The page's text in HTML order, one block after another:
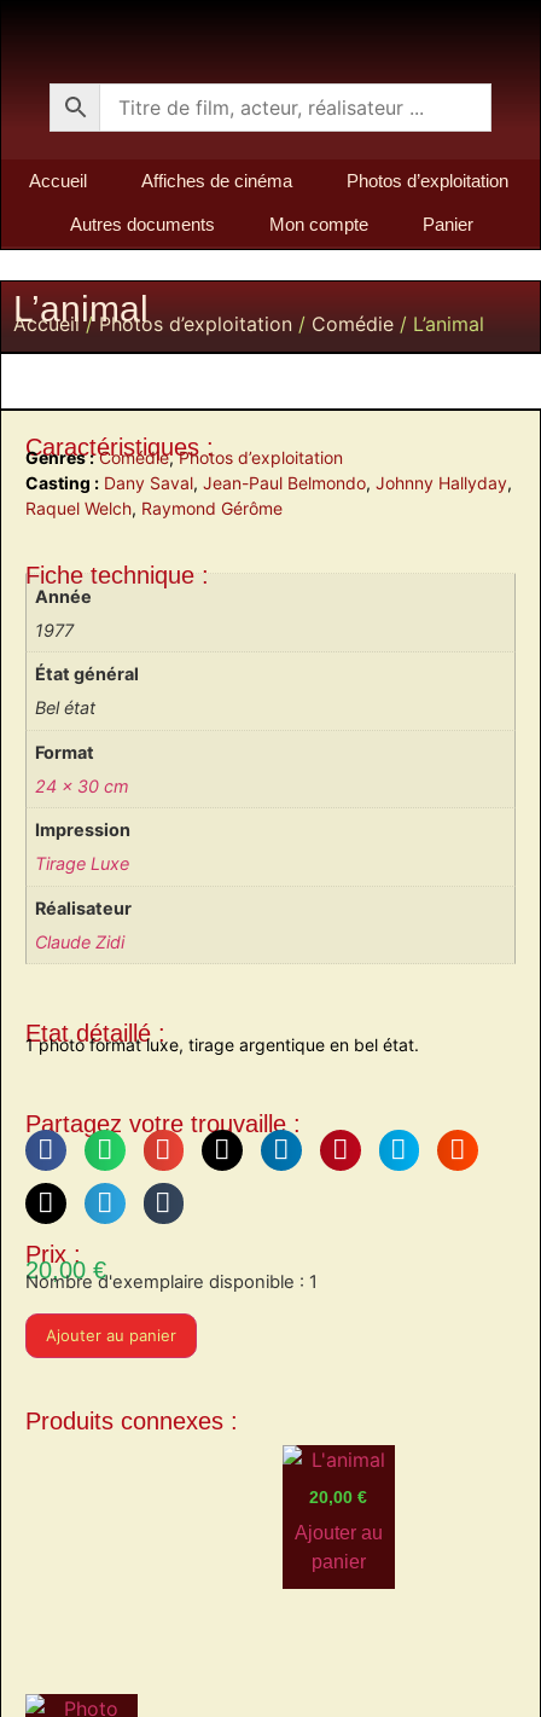
Accueil Affiches de cinéma Photos d’exploitation
Autres documents Mon compte Panier
L’animal
Accueil / Photos d’exploitation / Comédie / L’animal
Caractéristiques :
Genres : Comédie,Photos d’exploitation
Casting : Dany Saval, Jean-Paul Belmondo, Johnny Hallyday,
Raquel Welch, Raymond Gérôme
Fiche technique :
Année
1977
État général
Bel état
Format
24 x 30 cm
Impression
Tirage Luxe
Réalisateur
Claude Zidi
Etat détaillé :
1 photo format luxe, tirage argentique en bel état.
Partagez votre trouvaille :
Prix :
20,00 €
Nombre d'exemplaire disponible : 1
Ajouter au panier
Produits connexes :
20,00€
Ajouter au
panier